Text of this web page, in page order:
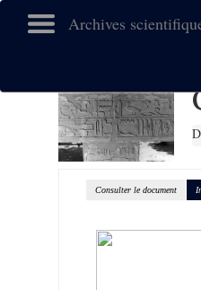
Archives
Consulter le document